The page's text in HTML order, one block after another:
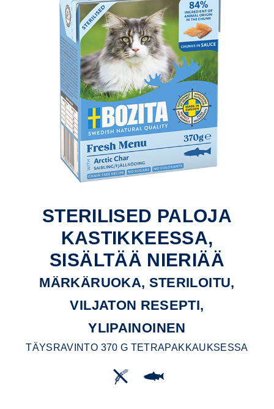
STERILISED PALOJA
KASTIKKEESSA,
SISÄLTÄÄ NIERIÄÄ
MÄRKÄRUOKA, STERILOITU,
VILJATON RESEPTI,
YLIPAINOINEN
TÄYSRAVINTO 370 G TETRAPAKKAUKSESSA